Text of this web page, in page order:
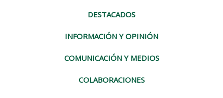
DESTACADOS
INFORMACIÓN Y OPINIÓN
COMUNICACIÓN Y MEDIOS
COLABORACIONES